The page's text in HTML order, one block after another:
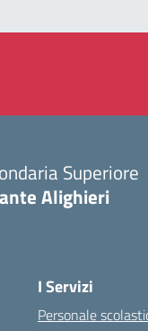
Superiore
Alighieri
I Servizi
Personale